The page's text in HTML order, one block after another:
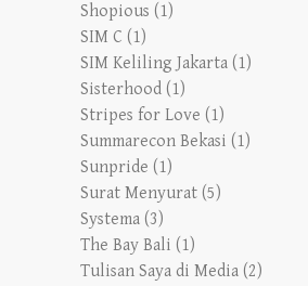
Shopious (1)
SIM C (1)
SIM Keliling Jakarta (1)
Sisterhood (1)
Stripes for Love (1)
Summarecon Bekasi (1)
Sunpride (1)
Surat Menyurat (5)
Systema (3)
The Bay Bali (1)
Tulisan Saya di Media (2)